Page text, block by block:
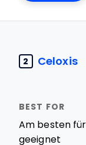
2 Celoxis
Am besten
geeignet